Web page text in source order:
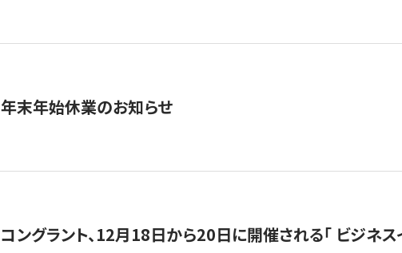
年末年始休業のお知らせ
コングラント、12月18日から20日に開催される「 ビジネ